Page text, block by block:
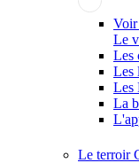
Le
Les
Les
Les
La
Le terroir